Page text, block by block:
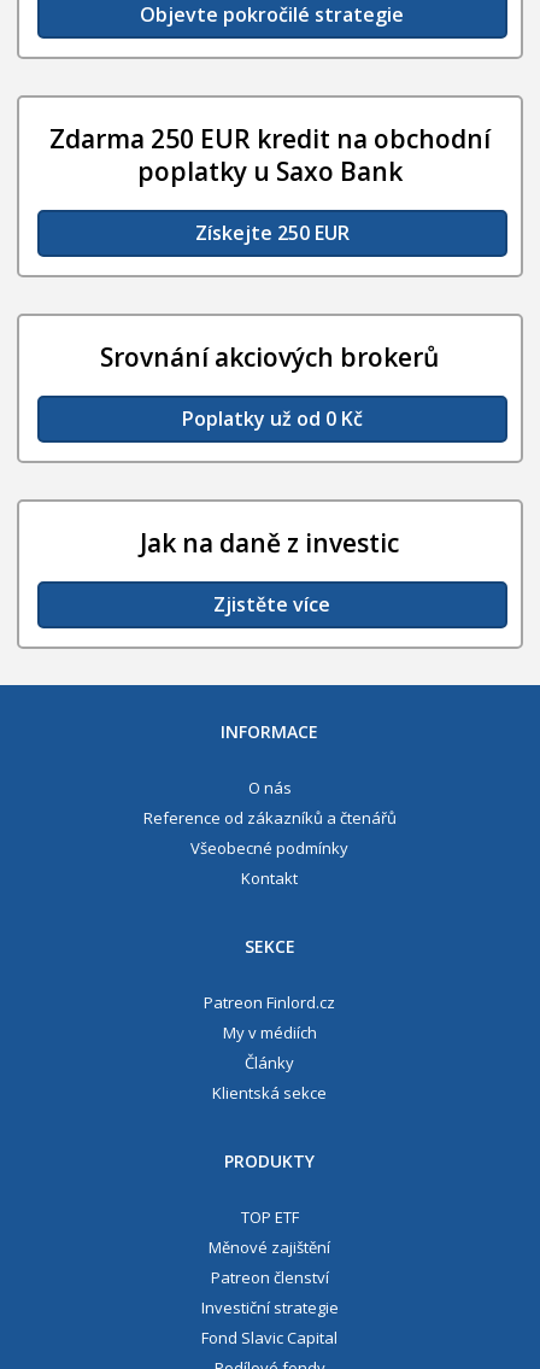
Objevte pokročilé strategie
Zdarma 250 EUR kredit na obchodní
poplatky u Saxo Bank
Získejte 250 EUR
Srovnání akciových brokerů
Poplatky už od 0 Kč
Jak na daně z investic
Zjistěte více
INFORMACE
O nás
Reference od zákazníků a čtenářů
Všeobecné podmínky
Kontakt
SEKCE
Patreon Finlord.cz
My v médiích
Články
Klientská sekce
PRODUKTY
TOP ETF
Měnové zajištění
Patreon členství
Investiční strategie
Fond Slavic Capital